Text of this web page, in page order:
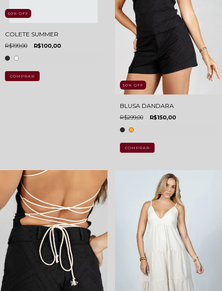
50% OFF
COLETE SUMMER
R$199,00 R$100,00
COMPRAR
50% OFF
BLUSA DANDARA
R$299,00 R$150,00
COMPRAR